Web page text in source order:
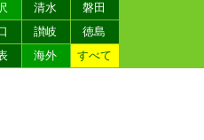
清水
磐田
讃岐
徳島
海外 すべて